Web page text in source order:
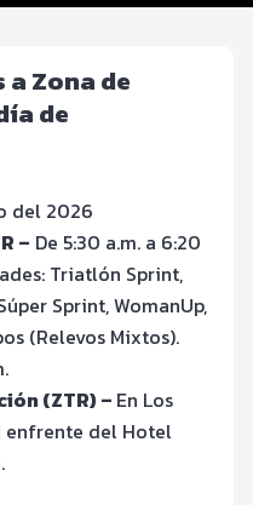
Zona de
de
del 2026
– De 5:30 a.m. a 6:20
Triatlón Sprint,
Sprint, WomanUp,
(Relevos Mixtos).
(ZTR) – En Los
enfrente del Hotel